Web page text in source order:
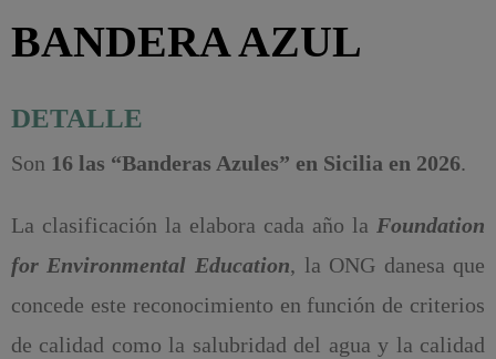
BANDERA AZUL
DETALLE
Son 16 las “Banderas Azules” en Sicilia en 2026.
La clasificación la elabora cada año la Foundation
for Environmental Education, la ONG danesa que
concede este reconocimiento en función de criterios
de calidad como la salubridad del agua y la calidad